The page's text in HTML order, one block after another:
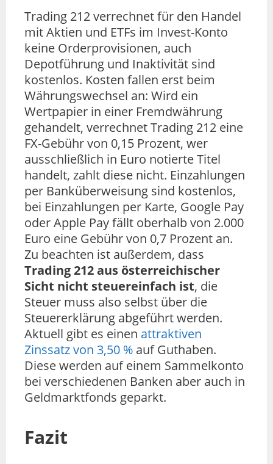
Trading 212 verrechnet für den Handel
mit Aktien und ETFs im Invest-Konto
keine Orderprovisionen, auch
Depotführung und Inaktivität sind
kostenlos. Kosten fallen erst beim
Währungswechsel an: Wird ein
Wertpapier in einer Fremdwährung
gehandelt, verrechnet Trading 212 eine
FX-Gebühr von 0,15 Prozent, wer
ausschließlich in Euro notierte Titel
handelt, zahlt diese nicht. Einzahlungen
per Banküberweisung sind kostenlos,
bei Einzahlungen per Karte, Google Pay
oder Apple Pay fällt oberhalb von 2.000
Euro eine Gebühr von 0,7 Prozent an.
Zu beachten ist außerdem, dass
Trading 212 aus österreichischer
Sicht nicht steuereinfach ist, die
Steuer muss also selbst über die
Steuererklärung abgeführt werden.
Aktuell gibt es einen attraktiven
Zinssatz von 3,50 % auf Guthaben.
Diese werden auf einem Sammelkonto
bei verschiedenen Banken aber auch in
Geldmarktfonds geparkt.
Fazit